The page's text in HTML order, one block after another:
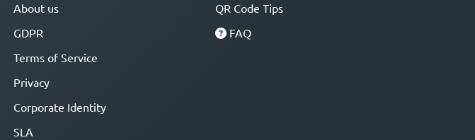
About us
GDPR
Terms of Service
Privacy
Corporate Identity
SLA
QR Code Tips
FAQ